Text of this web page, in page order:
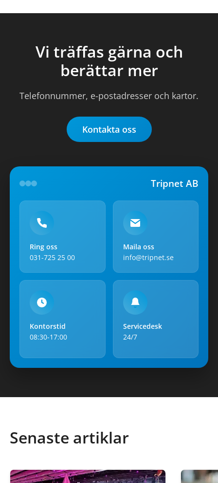
Vi träffas gärna och
berättar mer
Telefonnummer, e-postadresser och kartor.
Kontakta oss
Tripnet AB
Ring oss
031-725 25 00
Maila oss
info@tripnet.se
Kontorstid
08:30-17:00
Servicedesk
24/7
Senaste artiklar